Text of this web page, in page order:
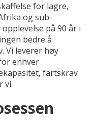
for lagre,
og sub-
på 90 år i
bedre å
Vi leverer høy
enhver
fartskrav
vi.